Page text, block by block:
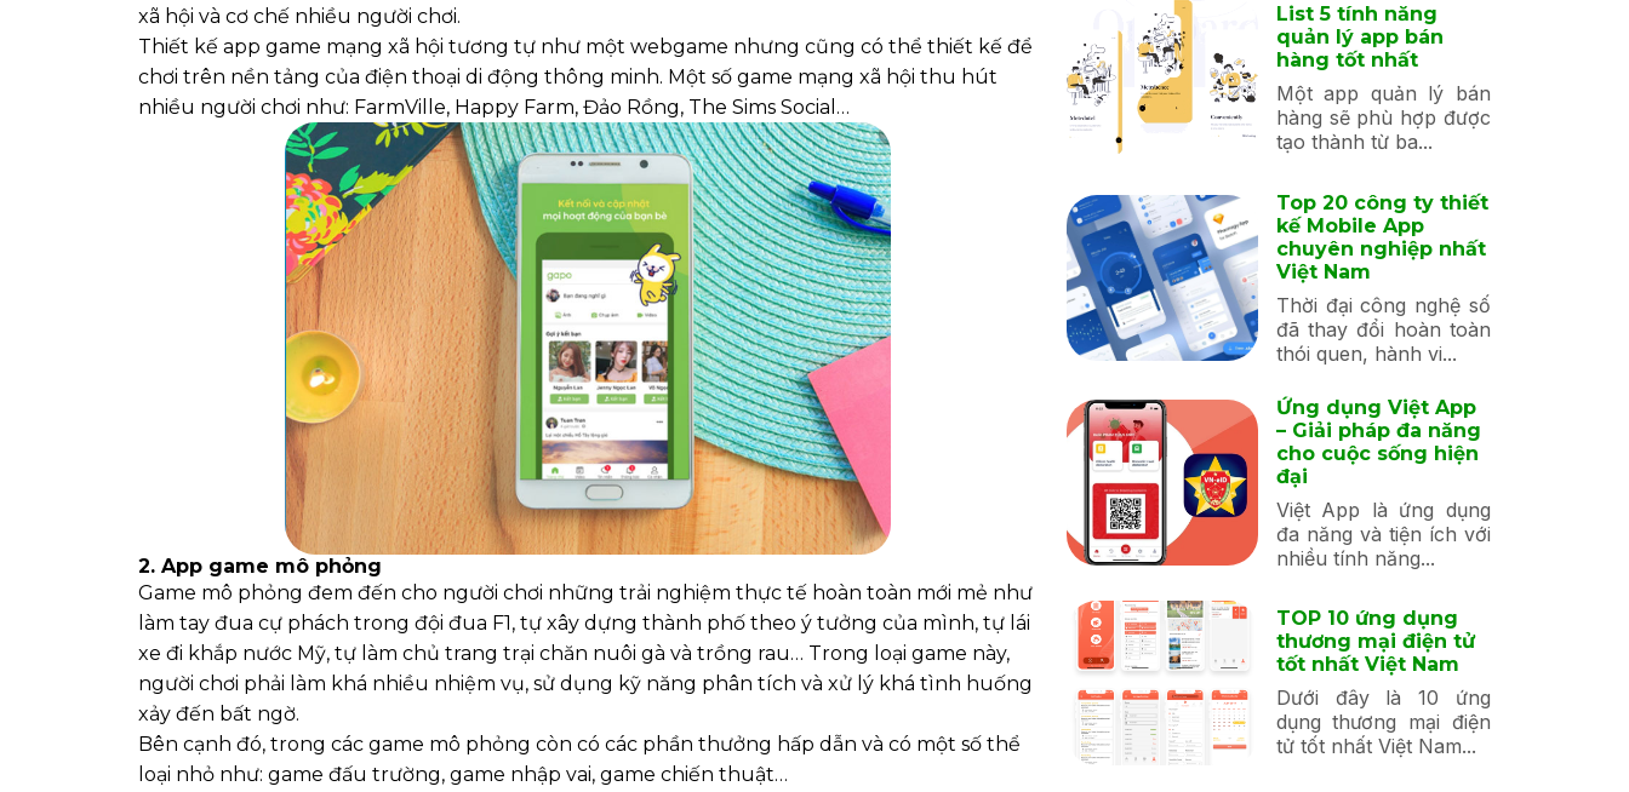
xã hội và cơ chế nhiều người chơi.
Thiết kế app game mạng xã hội tương tự như một webgame nhưng cũng có thể thiết kế để
chơi trên nền tảng của điện thoại di động thông minh. Một số game mạng xã hội thu hút
nhiều người chơi như: FarmVille, Happy Farm, Đảo Rồng, The Sims Social…
2. App game mô phỏng
Game mô phỏng đem đến cho người chơi những trải nghiệm thực tế hoàn toàn mới mẻ như
làm tay đua cự phách trong đội đua F1, tự xây dựng thành phố theo ý tưởng của mình, tự lái
xe đi khắp nước Mỹ, tự làm chủ trang trại chăn nuôi gà và trồng rau… Trong loại game này,
người chơi phải làm khá nhiều nhiệm vụ, sử dụng kỹ năng phân tích và xử lý khá tình huống
xảy đến bất ngờ.
Bên cạnh đó, trong các game mô phỏng còn có các phần thưởng hấp dẫn và có một số thể
loại nhỏ như: game đấu trường, game nhập vai, game chiến thuật…
List 5 tính năng
quản lý app bán
hàng tốt nhất
Một app quản lý bán
hàng sẽ phù hợp được
tạo thành từ ba...
Top 20 công ty thiết
kế Mobile App
chuyên nghiệp nhất
Việt Nam
Thời đại công nghệ số
đã thay đổi hoàn toàn
thói quen, hành vi...
Ứng dụng Việt App
– Giải pháp đa năng
cho cuộc sống hiện
đại
Việt App là ứng dụng
đa năng và tiện ích với
nhiều tính năng...
TOP 10 ứng dụng
thương mại điện tử
tốt nhất Việt Nam
Dưới đây là 10 ứng
dụng thương mại điện
tử tốt nhất Việt Nam...